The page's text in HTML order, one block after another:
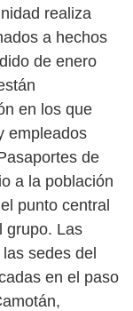
realiza
a hechos
de enero
en los que
empleados
de
a la población
punto central
grupo. Las
sedes del
en el paso